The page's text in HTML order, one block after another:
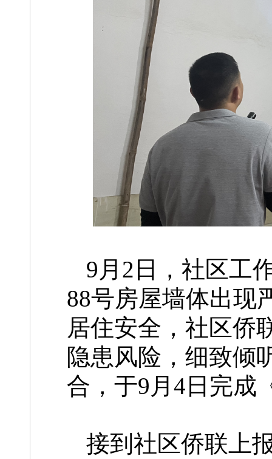
9月2日，社区工
88号房屋墙体出现
居住安全，社区侨
隐患风险，细致倾
合，于9月4日完成
接到社区侨联上